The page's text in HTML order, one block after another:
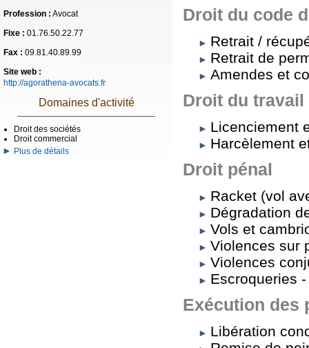
Profession : Avocat
Fixe : 01.76.50.22.77
Fax : 09.81.40.89.99
Site web :
http://agorathena-avocats.fr
Domaines d'activité
Droit des sociétés
Droit commercial
Plus de détails
Droit du code
Retrait /
Retrait de
Amendes et
Droit du travail
Licenciement
Harcèlement
Droit pénal
Racket (vol
Dégradation
Vols et
Violences sur
Violences
Escroqueries
Exécution des
Libération